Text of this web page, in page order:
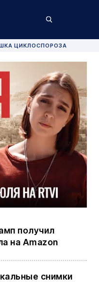
ЦИКЛОСПОРОЗА
получил
на Amazon
снимки